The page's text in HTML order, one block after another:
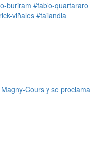
buriram #fabio-quartararo
viñales #tailandia
Cours y se proclama